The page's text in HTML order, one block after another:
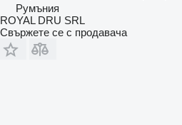
Румъния
ROYAL DRU SRL
Свържете се с продавача